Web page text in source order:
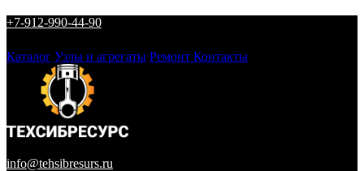
+7-912-990-44-90
Каталог Узлы и агрегаты Ремонт Контакты
info@tehsibresurs.ru